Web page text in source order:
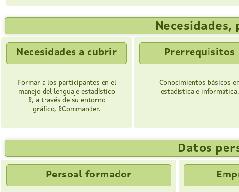
Necesidades a cubrir
Formar a los participantes en el
manejo del lenguaje estadístico
R, a través de su entorno
gráfico, RCommander.
Prerrequisitos
Conocimientos básicos en
estadística e informática.
Datos
Persoal formador